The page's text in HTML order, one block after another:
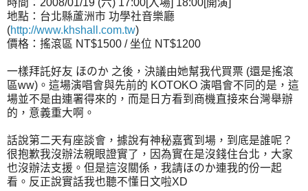
地點：台北縣蘆洲市 功學社音樂廳
(http://www.khshall.com.tw)
價格：搖滾區 NT$1500 / 坐位 NT$1200
一樣拜託好友 ほのか 之後，決議由她幫我代買票 (還是搖滾
區ww)。這場演唱會與先前的 KOTOKO 演唱會不同的是，這
場並不是由連署得來的，而是日方看到商機直接來台灣舉辦
的，意義重大啊。
話說第二天有座談會，據說有神秘嘉賓到場，到底是誰呢？
很抱歉我沒辦法親眼證實了，因為實在是沒錢住台北，大家
也沒辦法支援。但是這沒關係，我請ほのか連我的份一起
看。反正說實話我也聽不懂日文啦XD